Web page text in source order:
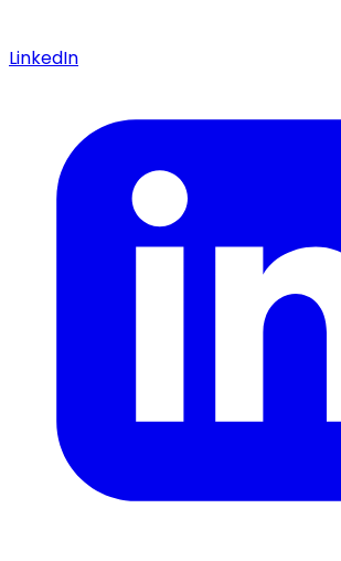
LinkedIn